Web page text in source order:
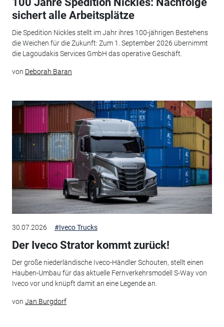
sichert alle Arbeitsplätze
Die Spedition Nickles stellt im Jahr ihres 100-jährigen Bestehens
die Weichen für die Zukunft: Zum 1. September 2026 übernimmt
die Lagoudakis Services GmbH das operative Geschäft.
von Deborah Baran
30.07.2026 #Iveco Trucks
Der Iveco Strator kommt zurück!
Der große niederländische Iveco-Händler Schouten, stellt einen
Hauben-Umbau für das aktuelle Fernverkehrsmodell S-Way von
Iveco vor und knüpft damit an eine Legende an.
von Jan Burgdorf